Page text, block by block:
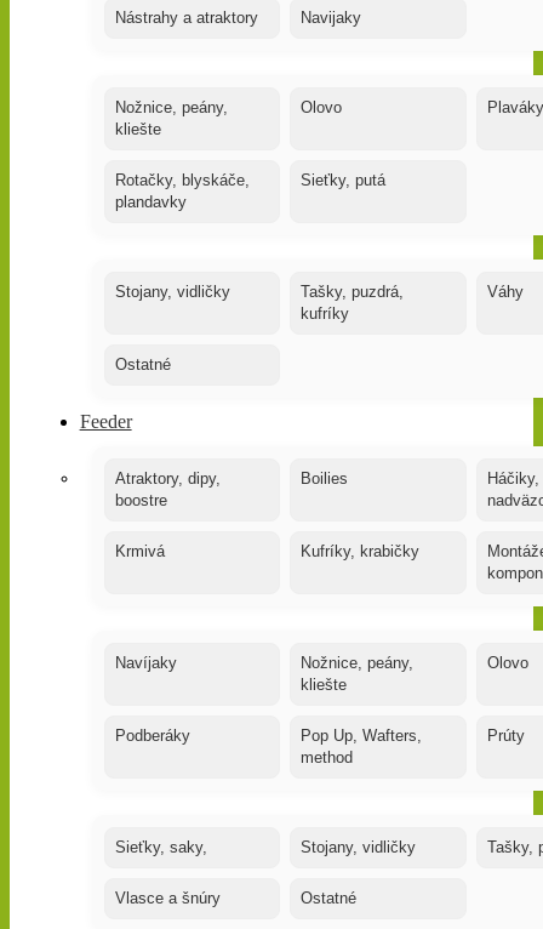
Nástrahy a atraktory Navijaky
Nožnice, peány,
kliešte
Olovo Plaváky
Rotačky, blyskáče,
plandavky
Sieťky, putá
Stojany, vidličky
Tašky, puzdrá,
kufríky
Váhy
Ostatné
Feeder
Atraktory, dipy,
boostre
Boilies
Krmivá Kufríky, krabičky
Navíjaky
Nožnice, peány,
kliešte
Olovo
Podberáky
Pop Up, Wafters,
method
Prúty
Sieťky, saky, Stojany, vidličky Tašky,
Vlasce a šnúry Ostatné